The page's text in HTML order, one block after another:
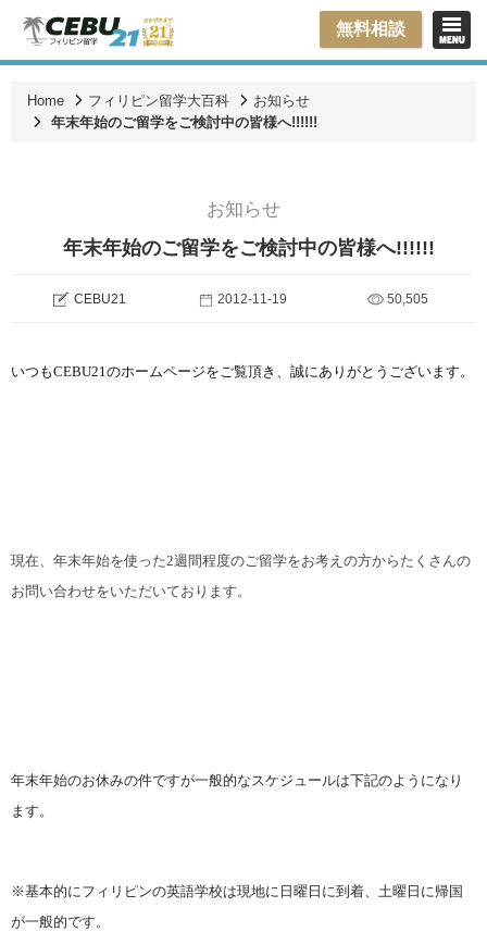
無料相談
Home フィリピン留学大百科
お知らせ
年末年始のご留学をご検討中の皆様へ!!!!!!
お知らせ
年末年始のご留学をご検討中の皆様へ!!!!!!
CEBU21 2012-11-19 50,505
いつもCEBU21のホームページをご覧頂き、誠にありがとうございます。
現在、年末年始を使った2週間程度のご留学をお考えの方からたくさんの
お問い合わせをいただいております。
年末年始のお休みの件ですが一般的なスケジュールは下記のようになり
ます。
※基本的にフィリピンの英語学校は現地に日曜日に到着、土曜日に帰国
が一般的です。